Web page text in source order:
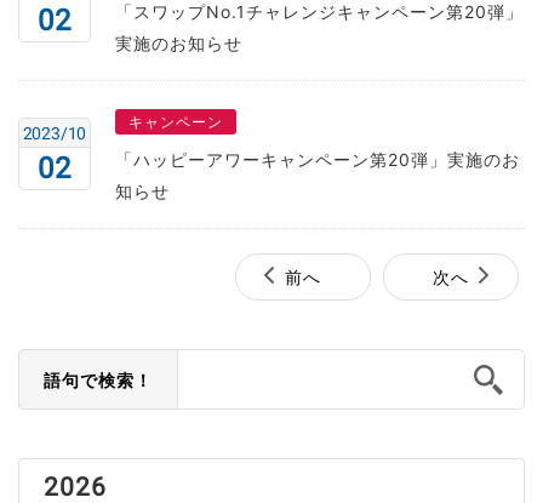
02
「スワップNo.1チャレンジキャンペーン第20弾」
実施のお知らせ
02
2023/10
キャンペーン
「ハッピーアワーキャンペーン第20弾」実施のお
知らせ
前へ 次へ
語句で検索！
2026